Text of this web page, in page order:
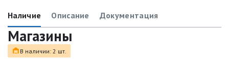
Наличие Описание Документация
Магазины
В наличии: 2 шт.